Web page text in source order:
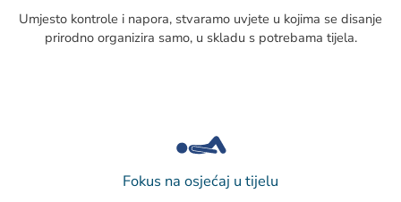
Umjesto kontrole i napora, stvaramo uvjete u kojima se disanje
prirodno organizira samo, u skladu s potrebama tijela.
Fokus na osjećaj u tijelu